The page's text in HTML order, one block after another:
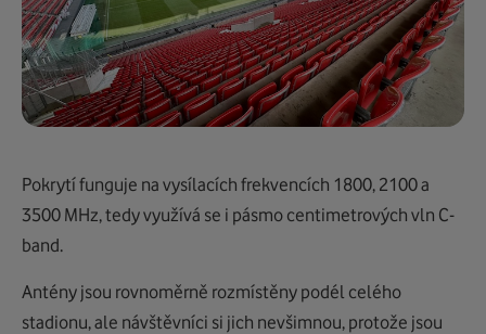
Pokrytí funguje na vysílacích frekvencích 1800, 2100 a
3500 MHz, tedy využívá se i pásmo centimetrových vln C-
band.
Antény jsou rovnoměrně rozmístěny podél celého
stadionu, ale návštěvníci si jich nevšimnou, protože jsou